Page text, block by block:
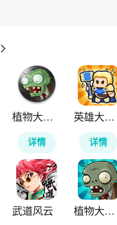
植物大战僵尸TV触控版
详情
英雄大对决
详情
武道风云 植物大战僵尸无尽版